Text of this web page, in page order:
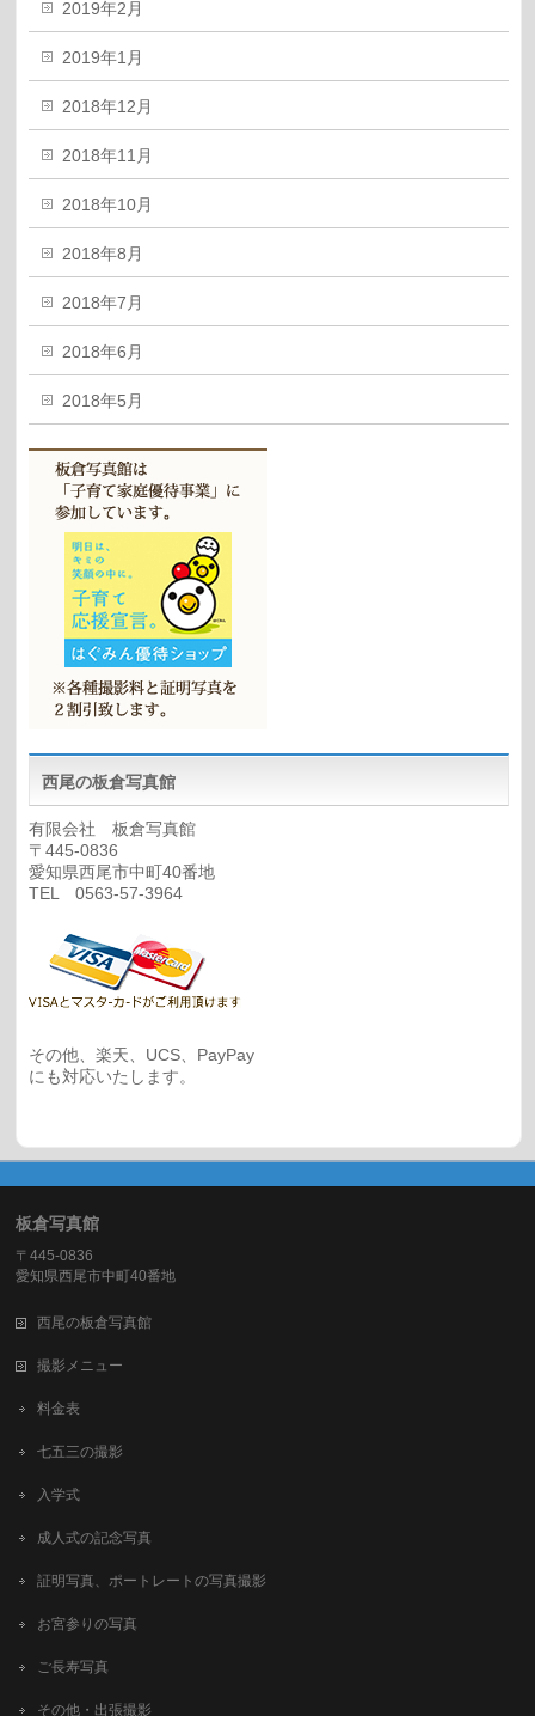
2019年2月
2019年1月
2018年12月
2018年11月
2018年10月
2018年8月
2018年7月
2018年6月
2018年5月
西尾の板倉写真館
有限会社 板倉写真館
〒445-0836
愛知県西尾市中町40番地
TEL 0563-57-3964
その他、楽天、UCS、PayPay
にも対応いたします。
板倉写真館
〒445-0836
愛知県西尾市中町40番地
西尾の板倉写真館
撮影メニュー
料金表
七五三の撮影
入学式
成人式の記念写真
証明写真、ポートレートの写真撮影
お宮参りの写真
ご長寿写真
その他・出張撮影